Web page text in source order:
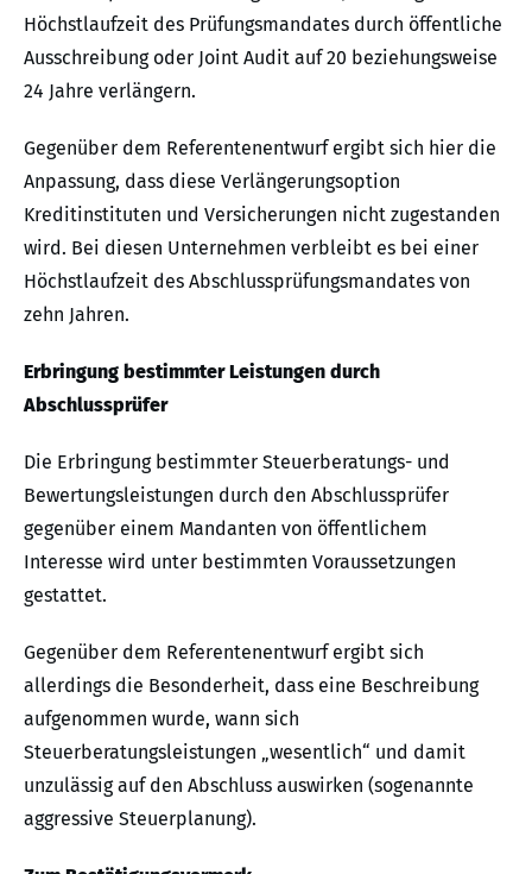
Höchstlaufzeit des Prüfungsmandates durch öffentliche
Ausschreibung oder Joint Audit auf 20 beziehungsweise
24 Jahre verlängern.
Gegenüber dem Referentenentwurf ergibt sich hier die
Anpassung, dass diese Verlängerungsoption
Kreditinstituten und Versicherungen nicht zugestanden
wird. Bei diesen Unternehmen verbleibt es bei einer
Höchstlaufzeit des Abschlussprüfungsmandates von
zehn Jahren.
Erbringung bestimmter Leistungen durch
Abschlussprüfer
Die Erbringung bestimmter Steuerberatungs- und
Bewertungsleistungen durch den Abschlussprüfer
gegenüber einem Mandanten von öffentlichem
Interesse wird unter bestimmten Voraussetzungen
gestattet.
Gegenüber dem Referentenentwurf ergibt sich
allerdings die Besonderheit, dass eine Beschreibung
aufgenommen wurde, wann sich
Steuerberatungsleistungen „wesentlich“ und damit
unzulässig auf den Abschluss auswirken (sogenannte
aggressive Steuerplanung).